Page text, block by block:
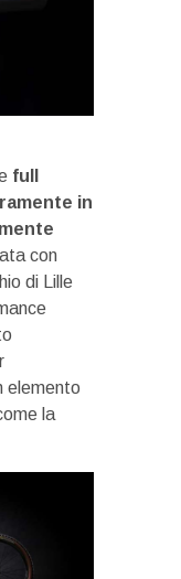
full
in
con
di Lille
elemento
la